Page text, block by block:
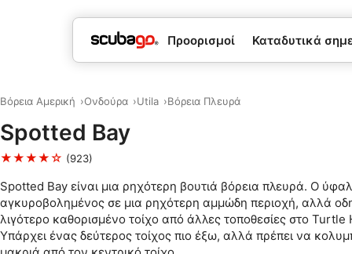
Προορισμοί Καταδυτικά
Βόρεια Αμερική Ονδούρα Utila Βόρεια Πλευρά
Spotted Bay
★★★★☆ (923)
Spotted Bay είναι μια ρηχότερη βουτιά βόρεια πλευρά. Ο
αγκυροβολημένος σε μια ρηχότερη αμμώδη περιοχή, αλλά
λιγότερο καθορισμένο τοίχο από άλλες τοποθεσίες στο Turtle
Υπάρχει ένας δεύτερος τοίχος πιο έξω, αλλά πρέπει να